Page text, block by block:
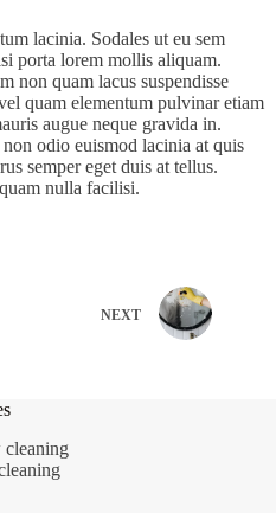
lacinia. Sodales ut eu sem
porta lorem mollis aliquam.
non quam lacus suspendisse
quam elementum pulvinar etiam
augue neque gravida in.
odio euismod lacinia at quis
semper eget duis at tellus.
nulla facilisi.
NEXT